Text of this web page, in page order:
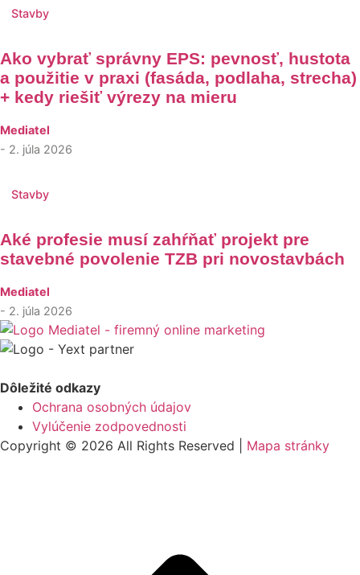
Stavby
Ako vybrať správny EPS: pevnosť, hustota
a použitie v praxi (fasáda, podlaha, strecha)
+ kedy riešiť výrezy na mieru
Mediatel
- 2. júla 2026
Stavby
Aké profesie musí zahŕňať projekt pre
stavebné povolenie TZB pri novostavbách
Mediatel
- 2. júla 2026
Dôležité odkazy
Ochrana osobných údajov
Vylúčenie zodpovednosti
Copyright © 2026 All Rights Reserved | Mapa stránky